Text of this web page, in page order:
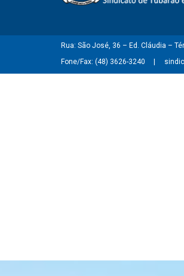
Rua: São José, 36 – Ed. Cláudia –
Fone/Fax: (48) 3626-3240